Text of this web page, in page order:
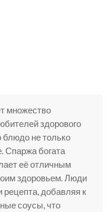
множество
здорового
блюдо не только
Спаржа богата
её отличным
здоровьем. Люди
рецепта, добавляя к
соусы, что